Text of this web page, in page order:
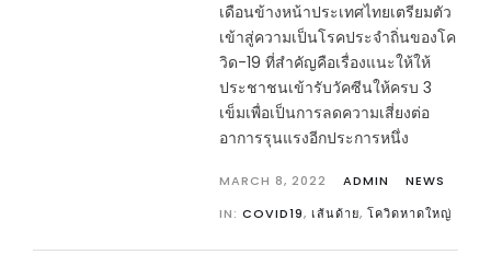
เดือนข้างหน้าประเทศไทยเตรียมตัว
เข้าสู่ความเป็นโรคประจำถิ่นของโค
วิด-19 ที่สำคัญคือเรื่องแนะให้ให้
ประชาชนเข้ารับวัคซีนให้ครบ 3
เข็มเพื่อเป็นการลดความเสี่ยงต่อ
อาการรุนแรงอีกประการหนึ่ง
MARCH 8, 2022 ADMIN
NEWS
IN: COVID19, เส้นด้าย, โควิดหาดใหญ่